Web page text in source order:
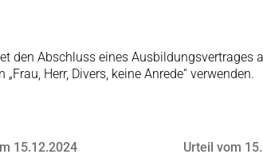
den Abschluss eines
Herr, Divers, keine Anrede“ verwenden.
15.12.2024 Urteil vom